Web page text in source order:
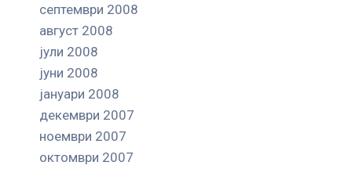
септември 2008
август 2008
јули 2008
јуни 2008
јануари 2008
декември 2007
ноември 2007
октомври 2007